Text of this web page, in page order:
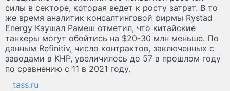
силы в секторе, которая ведет к росту затрат. В то
же время аналитик консалтинговой фирмы Rystad
Energy Каушал Рамеш отметил, что китайские
танкеры могут обойтись на $20-30 млн меньше. По
данным Refinitiv, число контрактов, заключенных с
заводами в КНР, увеличилось до 57 в прошлом году
по сравнению с 11 в 2021 году.
tass.ru